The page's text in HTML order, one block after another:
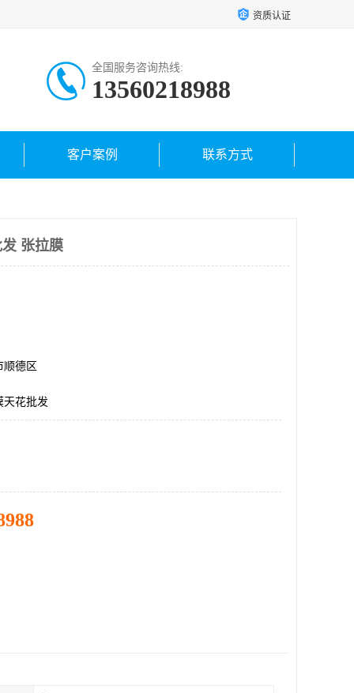
资质认证
全国服务咨询热线:
13560218988
客户案例 联系方式
张拉膜
顺德区
天花批发